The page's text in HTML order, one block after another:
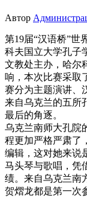
Автор
第19届“汉语桥”世
科夫国立大学孔子
文教处主办，哈尔
响，本次比赛采取
赛分为主题演讲、
来自乌克兰的五所
最后的角逐。
乌克兰南师大孔院
程更加严格严肃了
编辑，这对她来说
马头琴与歌唱，凭
绩。来自乌克兰南
贺熠龙都是第一次